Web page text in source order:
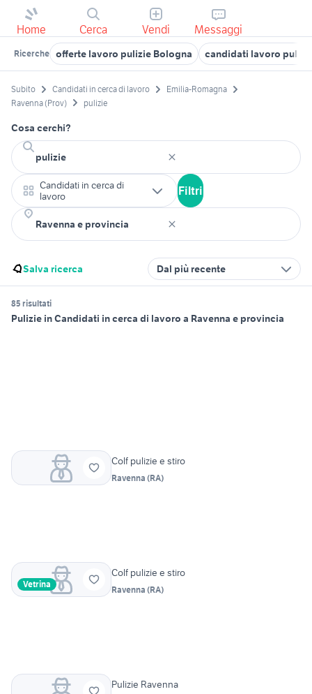
Home Cerca Vendi Messaggi
Ricerche offerte lavoro pulizie Bologna candidati lavoro
Subito Candidati in cerca di lavoro
Emilia-Romagna
Ravenna (Prov)
pulizie
Cosa cerchi?
Candidati in cerca di
lavoro
Filtri
Salva ricerca Dal più recente
85 risultati
Pulizie in Candidati in cerca di lavoro a Ravenna e provincia
Colf pulizie e stiro
Ravenna (RA)
Vetrina
Colf pulizie e stiro
Ravenna (RA)
Pulizie Ravenna